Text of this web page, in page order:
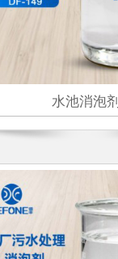
水池消泡剂